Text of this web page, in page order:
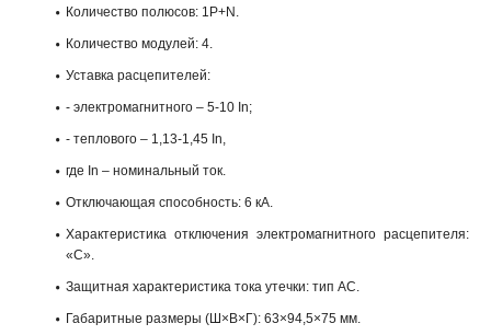
Количество полюсов: 1P+N.
Количество модулей: 4.
Уставка расцепителей:
- электромагнитного – 5-10 In;
- теплового – 1,13-1,45 In,
где In – номинальный ток.
Отключающая способность: 6 кА.
Характеристика отключения электромагнитного расцепителя:
«С».
Защитная характеристика тока утечки: тип АС.
Габаритные размеры (Ш×В×Г): 63×94,5×75 мм.